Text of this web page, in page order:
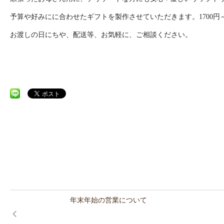
予算や好みにに合わせたギフトを製作させていただきます。1700円
お渡しの日にちや、配送等、お気軽に、ご相談ください。
年末年始の営業について